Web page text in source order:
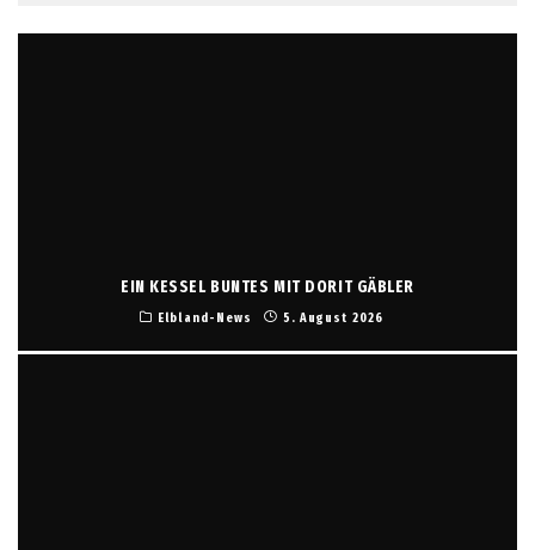
EIN KESSEL BUNTES MIT DORIT GÄBLER
Elbland-News 5. August 2026